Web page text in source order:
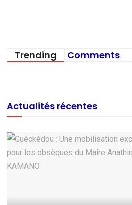
Trending Comments
Actualités récentes